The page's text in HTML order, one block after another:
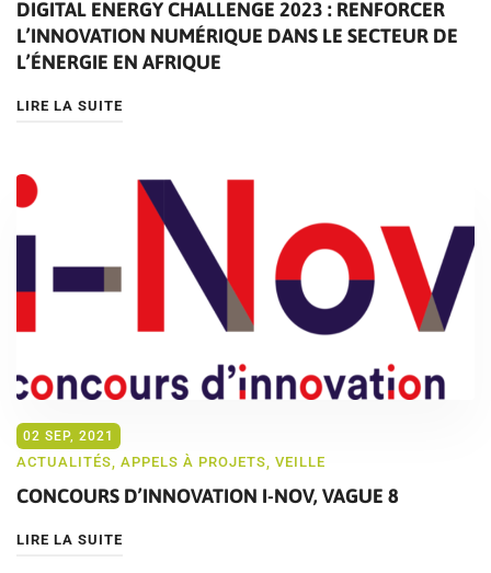
DIGITAL ENERGY CHALLENGE 2023 : RENFORCER
L’INNOVATION NUMÉRIQUE DANS LE SECTEUR DE
L’ÉNERGIE EN AFRIQUE
LIRE LA SUITE
02 SEP, 2021
ACTUALITÉS, APPELS À PROJETS, VEILLE
CONCOURS D’INNOVATION I-NOV, VAGUE 8
LIRE LA SUITE